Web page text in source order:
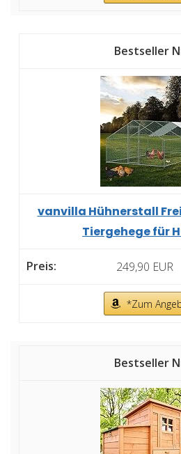
vanvilla Hühnerstall
Tiergehege für
249,90 EUR
*Zum